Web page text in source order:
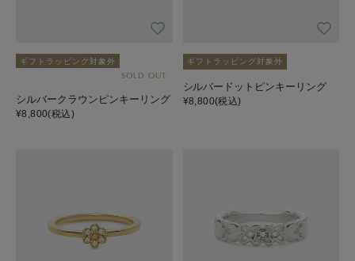
ギフトラッピング対象外
SOLD OUT
シルバークラウンピンキーリング
¥8,800(税込)
ギフトラッピング対象外
シルバードットピンキーリング
¥8,800(税込)